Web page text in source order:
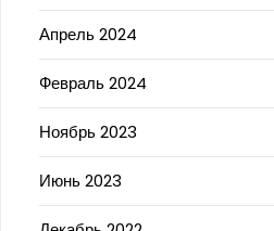
Апрель 2024
Февраль 2024
Ноябрь 2023
Июнь 2023